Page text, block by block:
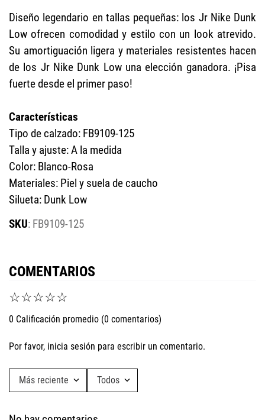
Diseño legendario en tallas pequeñas: los Jr Nike Dunk
Low ofrecen comodidad y estilo con un look atrevido.
Su amortiguación ligera y materiales resistentes hacen
de los Jr Nike Dunk Low una elección ganadora. ¡Pisa
fuerte desde el primer paso!
Características
Tipo de calzado: FB9109-125
Talla y ajuste: A la medida
Color: Blanco-Rosa
Materiales: Piel y suela de caucho
Silueta: Dunk Low
: FB9109-125
COMENTARIOS
☆☆☆☆☆
0 Calificación promedio (0 comentarios)
Por favor, inicia sesión para escribir un comentario.
Más reciente Todos